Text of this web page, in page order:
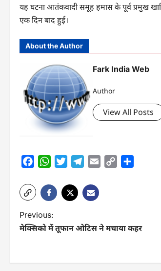
यह घटना आतंकवादी समूह हमास के पूर्व प्रमुख
एक दिन बाद हुई।
About the Author
Fark India Web
Author
View All Posts
FacebookWhatsAppTwitterTelegram
Email
Copy
P
o
Previous:
मेक्सिको में तूफान ओटिस ने मचाया कहर